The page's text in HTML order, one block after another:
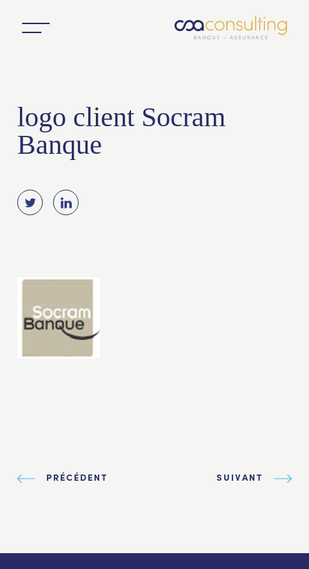
logo client Socram
Banque
PRÉCÉDENT SUIVANT